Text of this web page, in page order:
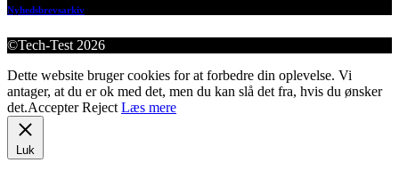
Nyhedsbrevsarkiv
©Tech-Test 2026
Dette website bruger cookies for at forbedre din oplevelse. Vi
antager, at du er ok med det, men du kan slå det fra, hvis du ønsker
det.Accepter Reject Læs mere
Luk